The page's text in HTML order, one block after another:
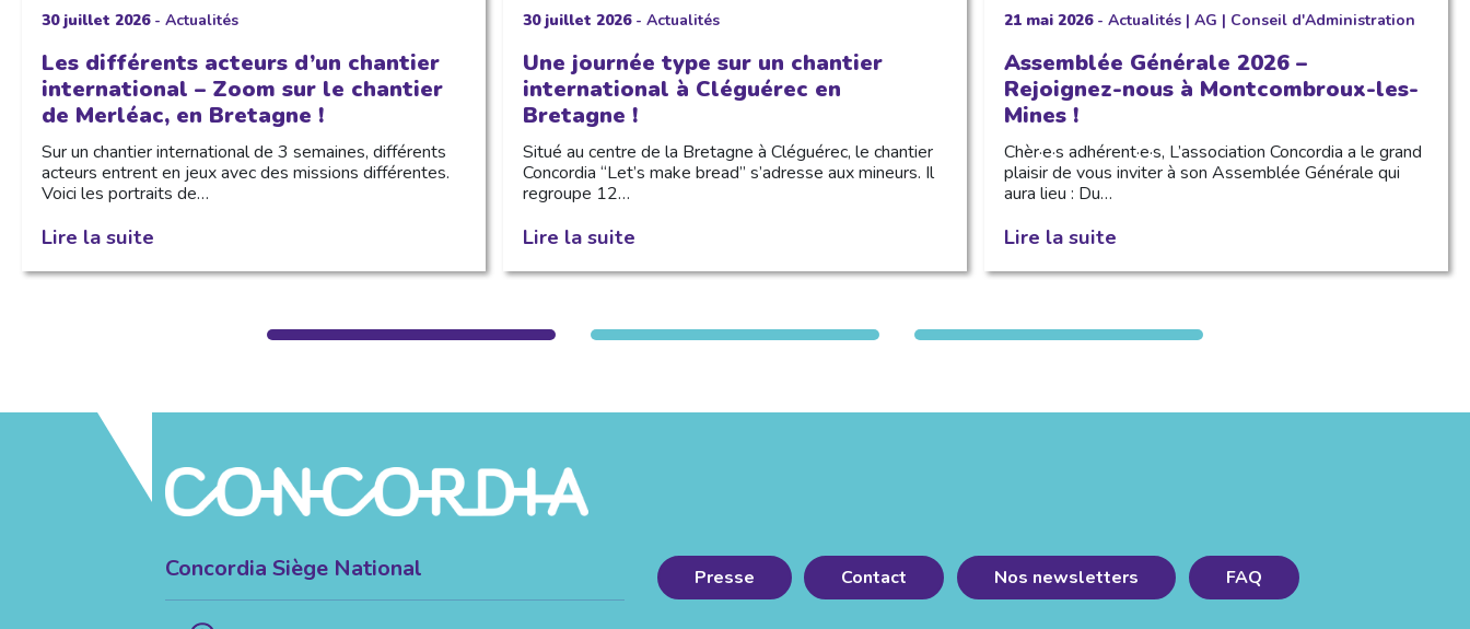
30 juillet 2026- Actualités
Les différents acteurs d’un chantier
international – Zoom sur le chantier
de Merléac, en Bretagne !
Sur un chantier international de 3 semaines, différents
acteurs entrent en jeux avec des missions différentes.
Voici les portraits de…
Lire la suite
30 juillet 2026- Actualités
Une journée type sur un chantier
international à Cléguérec en
Bretagne !
Situé au centre de la Bretagne à Cléguérec, le chantier
Concordia “Let’s make bread” s’adresse aux mineurs. Il
regroupe 12…
Lire la suite
21 mai 2026- Actualités| AG | Conseil d'Administration
Assemblée Générale 2026 –
Rejoignez-nous à Montcombroux-les-
Mines !
Chèr·e·s adhérent·e·s, L’association Concordia a le grand
plaisir de vous inviter à son Assemblée Générale qui
aura lieu : Du…
Lire la suite
Concordia Siège National Presse Contact Nos newsletters FAQ